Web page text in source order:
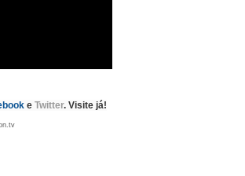
e Twitter. Visite já!